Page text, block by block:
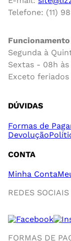
Telefone: (11)
Funcionamento
Segunda à
Sextas - 08h às
Exceto feriados
DÚVIDAS
Formas de
Devolução
CONTA
Minha Conta
REDES SOCIAIS
FORMAS DE